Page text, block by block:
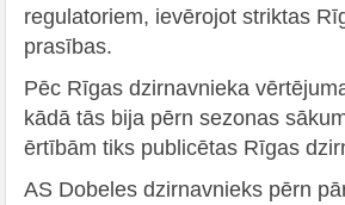
regulatoriem, ievērojot striktas
prasības.
Pēc Rīgas dzirnavnieka
kādā tās bija pērn sezonas
ērtībām tiks publicētas Rīgas
AS Dobeles dzirnavnieks pērn